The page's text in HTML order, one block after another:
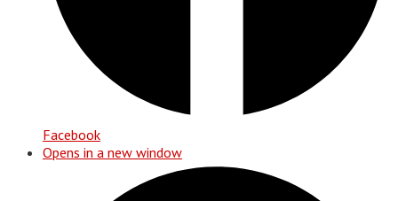
Facebook
Opens in a new window